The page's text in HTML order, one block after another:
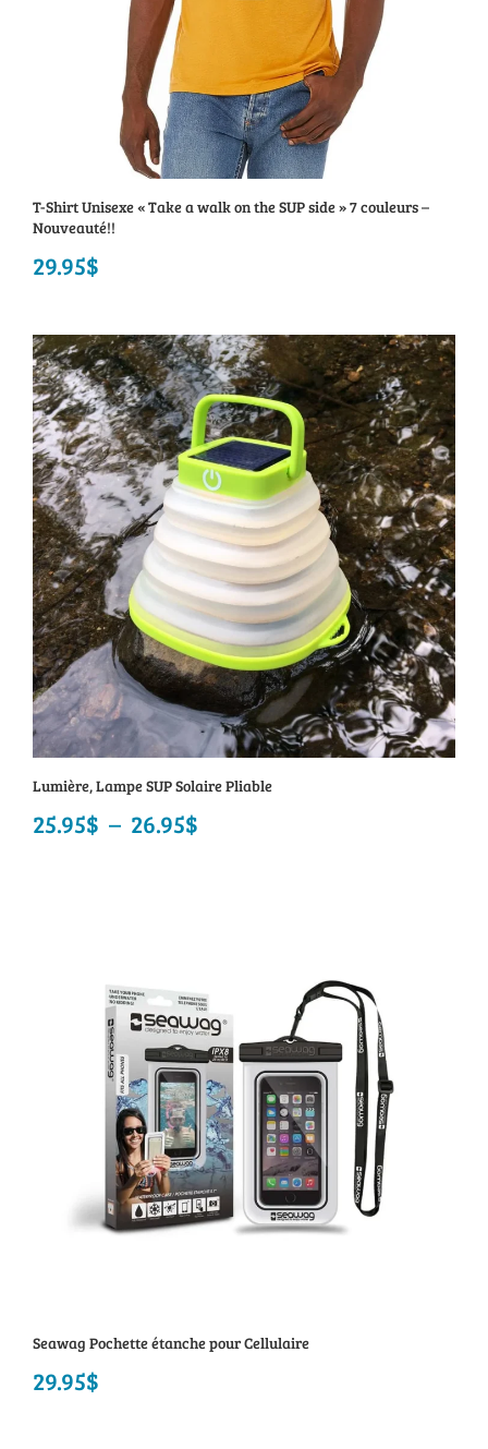
T-Shirt Unisexe « Take a walk on the SUP side » 7 couleurs –
Nouveauté!!
29.95$
Lumière, Lampe SUP Solaire Pliable
25.95$ – 26.95$
26.95$
Seawag Pochette étanche pour Cellulaire
29.95$